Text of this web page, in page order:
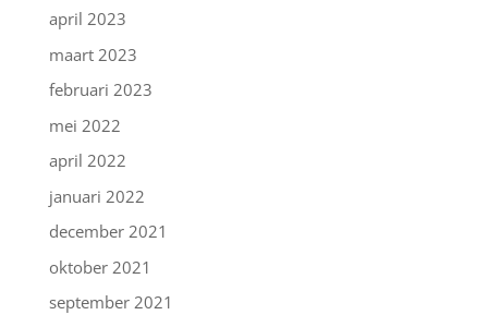
april 2023
maart 2023
februari 2023
mei 2022
april 2022
januari 2022
december 2021
oktober 2021
september 2021